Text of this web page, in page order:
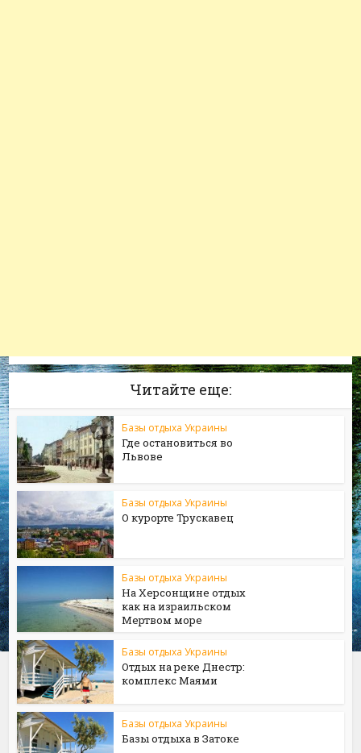
Читайте еще:
Базы отдыха Украины
Где остановиться во
Львове
Базы отдыха Украины
О курорте Трускавец
Базы отдыха Украины
На Херсонщине отдых
как на израильском
Мертвом море
Базы отдыха Украины
Отдых на реке Днестр:
комплекс Маями
Базы отдыха Украины
Базы отдыха в Затоке